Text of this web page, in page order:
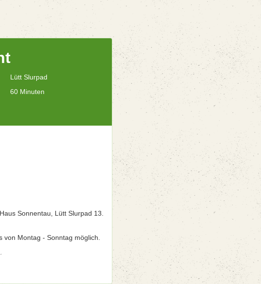
Lütt Slurpad
60 Minuten
Sonnentau, Lütt Slurpad 13.
Montag - Sonntag möglich.